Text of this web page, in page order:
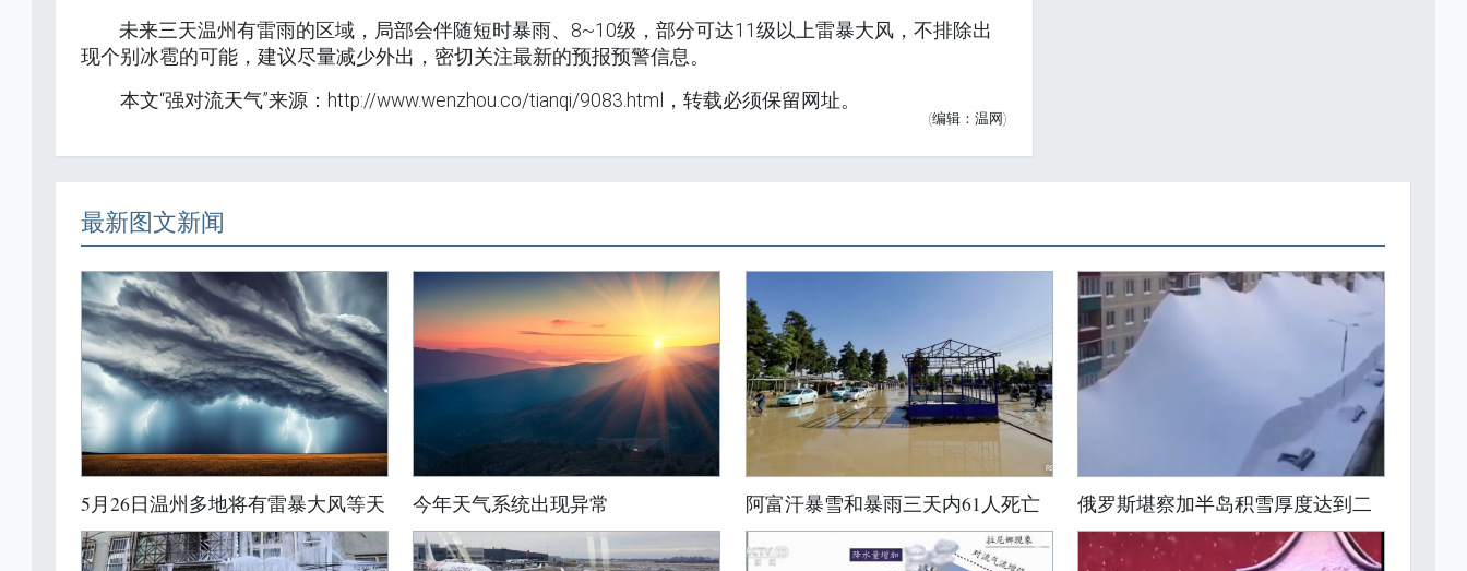
未来三天温州有雷雨的区域，局部会伴随短时暴雨、8~10级，部分可达11级以上雷暴大风，不排除出
现个别冰雹的可能，建议尽量减少外出，密切关注最新的预报预警信息。
本文“强对流天气”来源：http://www.wenzhou.co/tianqi/9083.html，转载必须保留网址。
(编辑：温网)
最新图文新闻
5月26日温州多地将有雷暴大风等天 今年天气系统出现异常 阿富汗暴雪和暴雨三天内61人死亡 俄罗斯堪察加半岛积雪厚度达到二